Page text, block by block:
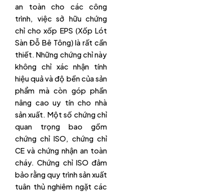
an toàn cho các công
trình, việc sở hữu chứng
chỉ cho xốp EPS (Xốp Lót
Sàn Đỗ Bê Tông) là rất cần
thiết. Những chứng chỉ này
không chỉ xác nhận tính
hiệu quả và độ bền của sản
phẩm mà còn góp phần
nâng cao uy tín cho nhà
sản xuất. Một số chứng chỉ
quan trọng bao gồm
chứng chỉ ISO, chứng chỉ
CE và chứng nhận an toàn
cháy. Chứng chỉ ISO đảm
bảo rằng quy trình sản xuất
tuân thủ nghiêm ngặt các